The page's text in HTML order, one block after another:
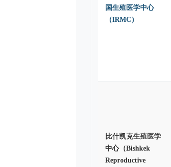
国生殖医学中心
（IRMC）
比什凯克生殖医学
中心（Bishkek
Reproductive